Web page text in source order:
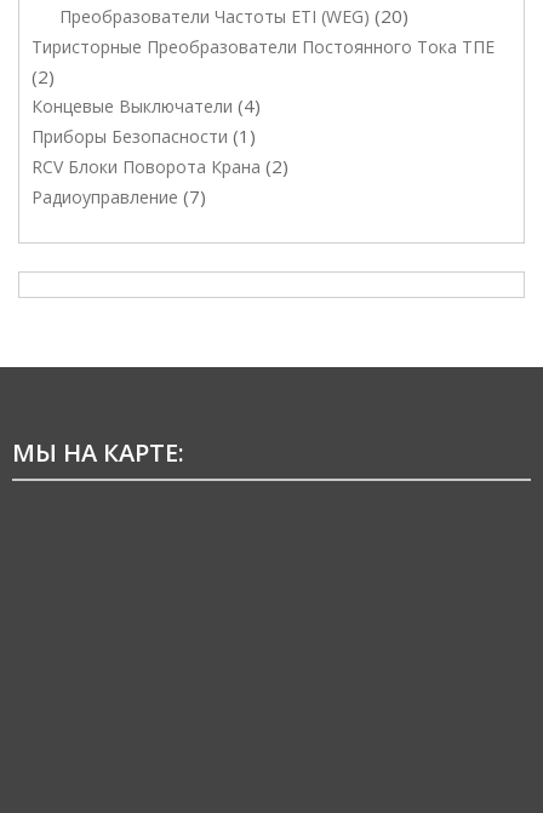
Преобразователи Частоты ETI (WEG) 20
Тиристорные Преобразователи Постоянного Тока ТПЕ
2
Концевые Выключатели 4
Приборы Безопасности 1
RCV Блоки Поворота Крана 2
Радиоуправление 7
МЫ НА КАРТЕ: